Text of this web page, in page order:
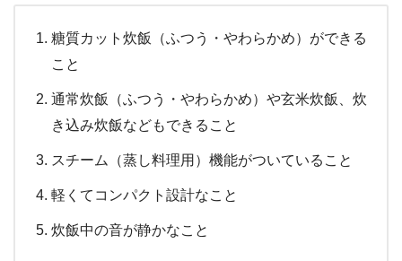
糖質カット炊飯（ふつう・やわらかめ）ができる
こと
通常炊飯（ふつう・やわらかめ）や玄米炊飯、炊
き込み炊飯などもできること
スチーム（蒸し料理用）機能がついていること
軽くてコンパクト設計なこと
炊飯中の音が静かなこと